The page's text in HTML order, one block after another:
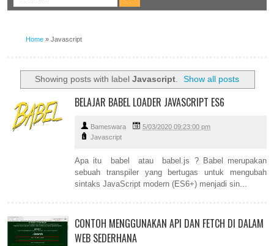
Home » Javascript
Showing posts with label Javascript. Show all posts
BELAJAR BABEL LOADER JAVASCRIPT ES6
Bameswara
5/03/2020 09:23:00 pm
Javascript
Apa itu babel atau babel.js ? Babel merupakan
sebuah transpiler yang bertugas untuk mengubah
sintaks JavaScript modern (ES6+) menjadi sin...
CONTOH MENGGUNAKAN API DAN FETCH DI DALAM
WEB SEDERHANA